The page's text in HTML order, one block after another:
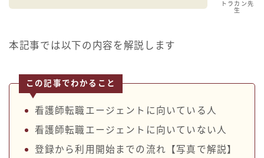
トラカン先
生
本記事では以下の内容を解説します
この記事でわかること
看護師転職エージェントに向いている人
看護師転職エージェントに向いていない人
登録から利用開始までの流れ【写真で解説】